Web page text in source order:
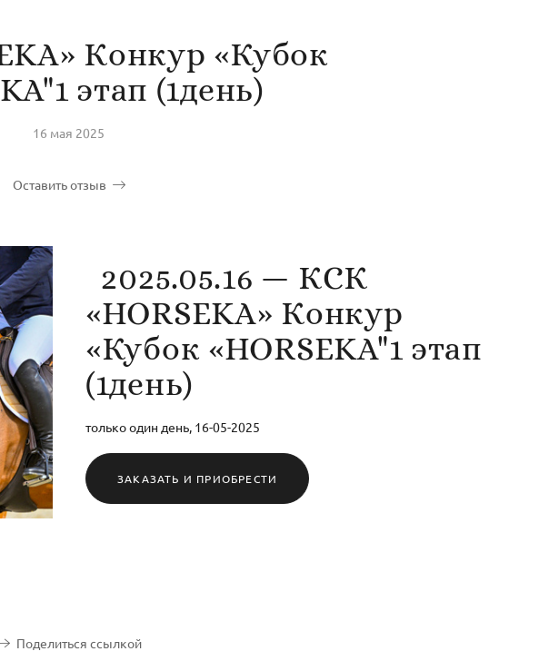
Конкур «Кубок
этап (1день)
16 мая 2025
Оставить отзыв
2025.05.16 — КСК
«HORSEKA» Конкур
«Кубок «HORSEKA"1 этап
(1день)
только один день, 16-05-2025
ЗАКАЗАТЬ И ПРИОБРЕСТИ
Поделиться ссылкой